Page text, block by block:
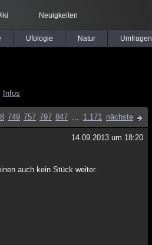
Neuigkeiten
Ufologie Natur Umfragen
Infos
749 757 797 847 ... 1.171 nächste
14.09.2013 um 18:20
auch kein Stück weiter.